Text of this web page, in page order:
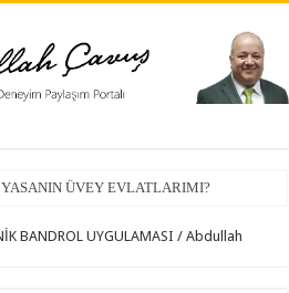
ÜVEY EVLATLARIMI?
BANDROL UYGULAMASI / Abdullah